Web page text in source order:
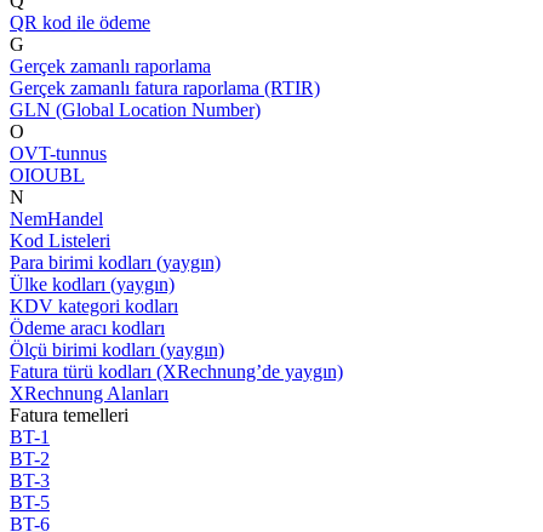
QR kod ile ödeme
G
Gerçek zamanlı raporlama
Gerçek zamanlı fatura raporlama (RTIR)
GLN (Global Location Number)
O
OVT-tunnus
OIOUBL
N
NemHandel
Kod Listeleri
Para birimi kodları (yaygın)
Ülke kodları (yaygın)
KDV kategori kodları
Ödeme aracı kodları
Ölçü birimi kodları (yaygın)
Fatura türü kodları (XRechnung’de yaygın)
XRechnung Alanları
Fatura temelleri
BT-1
BT-2
BT-3
BT-5
BT-6